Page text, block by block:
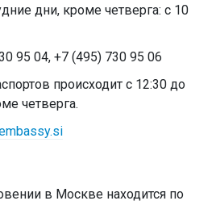
дни, кроме четверга: с 10
95 04, +7 (495) 730 95 06
происходит с 12:30 до
четверга.
в Москве находится по